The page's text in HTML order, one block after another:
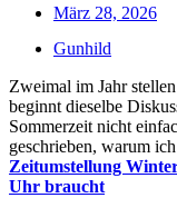
März 28, 2026
Gunhild
Zweimal im Jahr
beginnt dieselbe
Sommerzeit nicht
geschrieben, warum
Zeitumstellung
Uhr braucht